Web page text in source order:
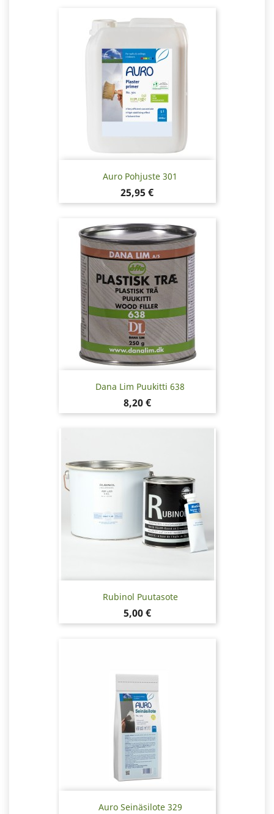
Auro Pohjuste 301
Hinta
25,95 €
Dana Lim Puukitti 638
Hinta
8,20 €
Rubinol Puutasote
Hinta
5,00 €
Auro Seinäsilote 329